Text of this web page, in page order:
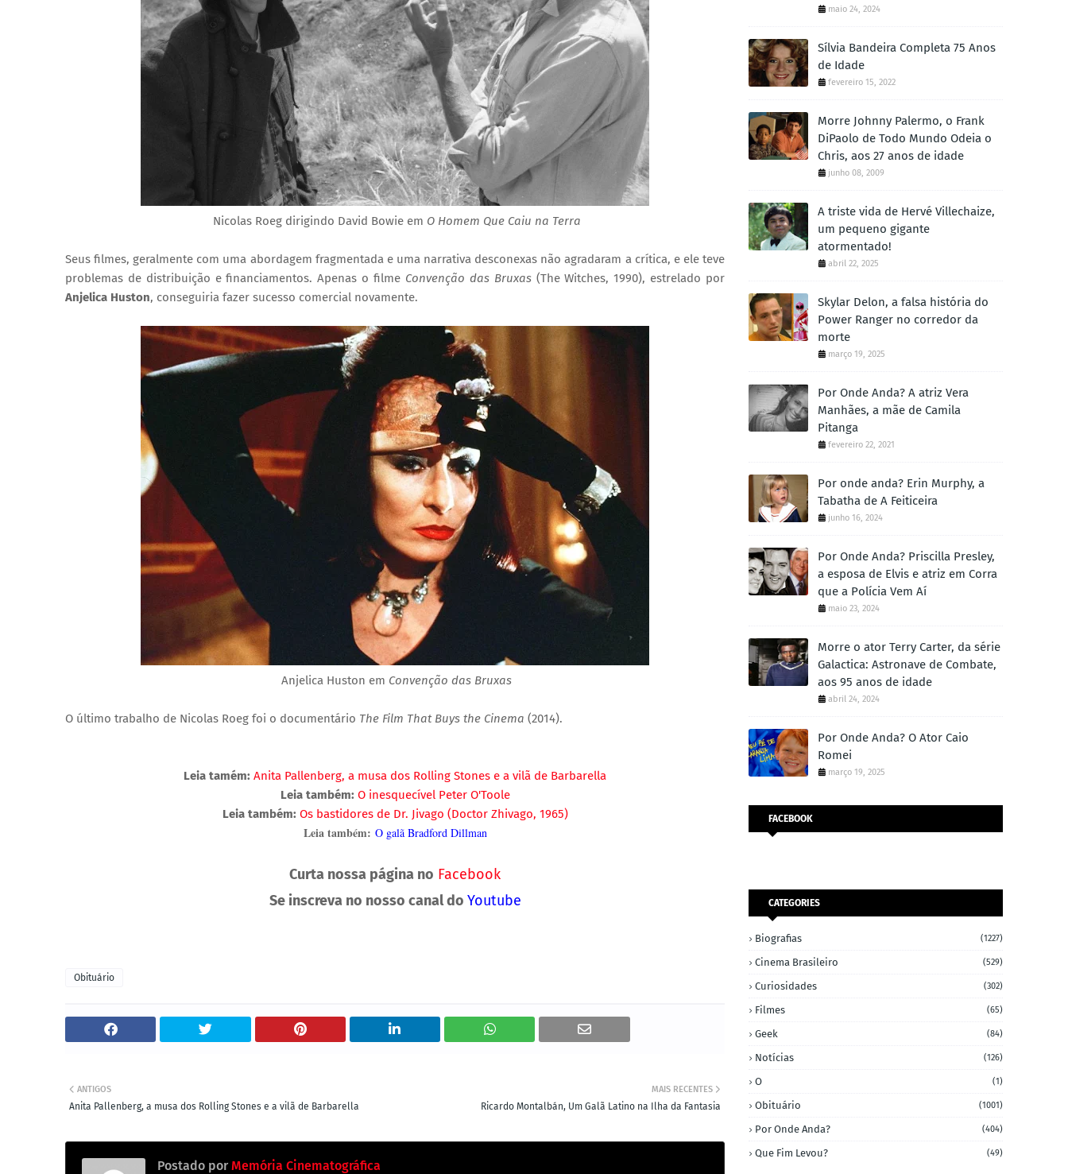
Nicolas Roeg dirigindo David Bowie em O Homem Que Caiu na Terra
Seus filmes, geralmente com uma abordagem fragmentada e uma narrativa desconexas não agradaram a crítica, e ele teve
problemas de distribuição e financiamentos. Apenas o filme Convenção das Bruxas(The Witches, 1990), estrelado por
Anjelica Huston, conseguiria fazer sucesso comercial novamente.
Anjelica Huston em Convenção das Bruxas
O último trabalho de Nicolas Roeg foi o documentário The Film That Buys the Cinema (2014).
Leia tamém: Anita Pallenberg, a musa dos Rolling Stones e a vilã de Barbarella
Leia também: O inesquecível Peter O'Toole
Leia também: Os bastidores de Dr. Jivago (Doctor Zhivago, 1965)
Leia também: O galã Bradford Dillman
Curta nossa página no Facebook
Se inscreva no nosso canal do Youtube
Obituário
MAIS RECENTES
Ricardo Montalbán, Um Galã Latino na Ilha da Fantasia
ANTIGOS
Anita Pallenberg, a musa dos Rolling Stones e a vilã de Barbarella
Postado por Memória Cinematográfica
maio 24, 2024
Sílvia Bandeira Completa 75 Anos
de Idade
fevereiro 15, 2022
Morre Johnny Palermo, o Frank
DiPaolo de Todo Mundo Odeia o
Chris, aos 27 anos de idade
junho 08, 2009
A triste vida de Hervé Villechaize,
um pequeno gigante
atormentado!
abril 22, 2025
Skylar Delon, a falsa história do
Power Ranger no corredor da
morte
março 19, 2025
Por Onde Anda? A atriz Vera
Manhães, a mãe de Camila
Pitanga
fevereiro 22, 2021
Por onde anda? Erin Murphy, a
Tabatha de A Feiticeira
junho 16, 2024
Por Onde Anda? Priscilla Presley,
a esposa de Elvis e atriz em Corra
que a Polícia Vem Aí
maio 23, 2024
Morre o ator Terry Carter, da série
Galactica: Astronave de Combate,
aos 95 anos de idade
abril 24, 2024
Por Onde Anda? O Ator Caio
Romei
março 19, 2025
FACEBOOK
CATEGORIES
Biografias (1227)
Cinema Brasileiro (529)
Curiosidades (302)
Filmes (65)
Geek (84)
Notícias (126)
O (1)
Obituário (1001)
Por Onde Anda? (404)
Que Fim Levou? (49)